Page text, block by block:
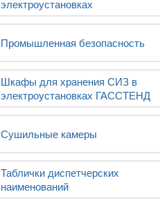
электроустановках
Промышленная безопасность
Шкафы для хранения СИЗ в
электроустановках ГАССТЕНД
Сушильные камеры
Таблички диспетчерских
наименований